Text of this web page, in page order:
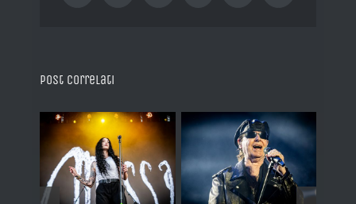
Post correlati